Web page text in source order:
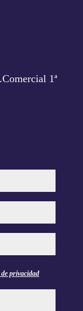
1ª
privacidad